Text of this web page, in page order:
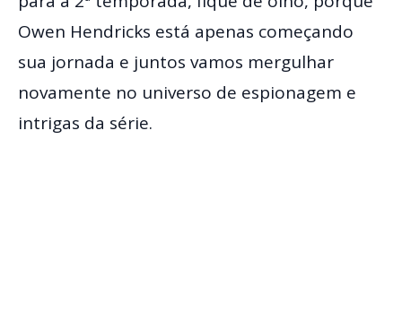
Owen Hendricks está apenas começando
sua jornada e juntos vamos mergulhar
novamente no universo de espionagem e
intrigas da série.